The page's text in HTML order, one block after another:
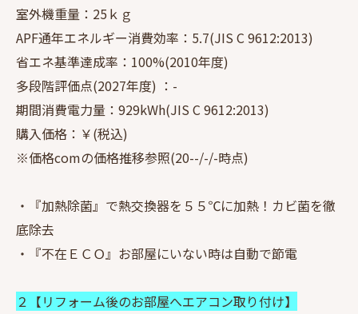
室外機重量：25ｋｇ
APF通年エネルギー消費効率：5.7(JIS C 9612:2013)
省エネ基準達成率：100%(2010年度)
多段階評価点(2027年度) ：-
期間消費電力量：929kWh(JIS C 9612:2013)
購入価格：￥(税込)
※価格comの価格推移参照(20--/-/-時点)
・『加熱除菌』で熱交換器を５５℃に加熱！カビ菌を徹
底除去
・『不在ＥＣＯ』お部屋にいない時は自動で節電
２【リフォーム後のお部屋へエアコン取り付け】